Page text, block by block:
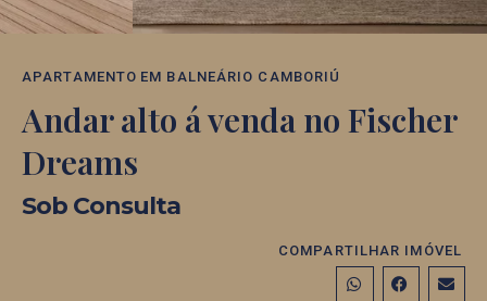
APARTAMENTO EM BALNEÁRIO CAMBORIÚ
Andar alto á venda no Fischer
Dreams
Sob Consulta
COMPARTILHAR IMÓVEL